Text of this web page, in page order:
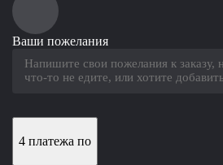
Ваши пожелания
4 платежа по